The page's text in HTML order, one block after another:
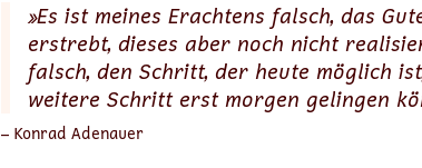
»Es ist meines Erachtens falsch, das
erstrebt, dieses aber noch nicht
falsch, den Schritt, der heute möglich
weitere Schritt erst morgen gelingen
– Konrad Adenauer